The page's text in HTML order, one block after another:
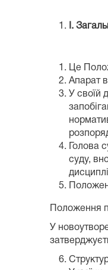
.
Це
Апарат
У своїй
Голова
суду,
Положення
У